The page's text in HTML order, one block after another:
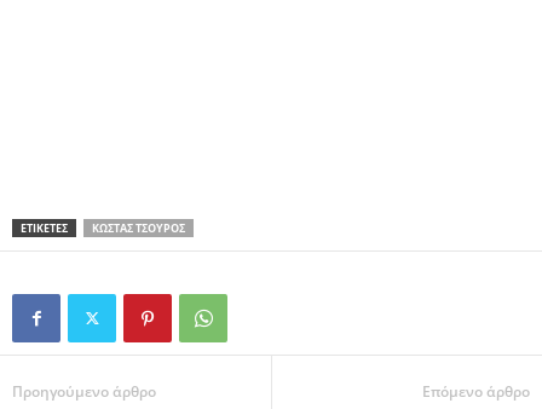
ΕΤΙΚΕΤΕΣ ΚΏΣΤΑΣ ΤΣΟΥΡΌΣ
Προηγούμενο άρθρο Επόμενο άρθρο